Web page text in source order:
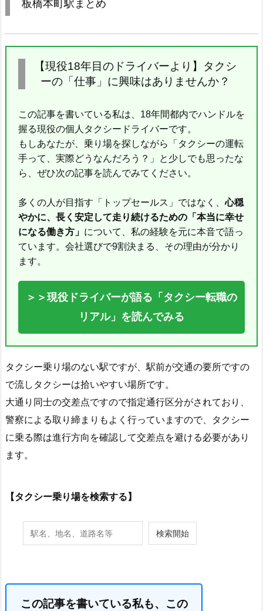
板橋本町駅まとめ
【現役18年目のドライバーより】タクシ
ーの「仕事」に興味はありませんか？
この記事を書いている私は、18年間都内でハンドルを
握る現役の個人タクシードライバーです。
もしあなたが、乗り場を探しながら「タクシーの運転
手って、実際どうなんだろう？」と少しでも思ったな
ら、ぜひ次の記事を読んでみてください。
多くの人が目指す「トップセールス」ではなく、心穏
やかに、長く安定して走り続けるための「本当に幸せ
になる働き方」 について、私の経験を元に本音で語っ
ています。会社選びで9割決まる、その理由が分かり
ます。
＞＞現役ドライバーが語る「タクシー転職の
リアル」を読んでみる
タクシー乗り場のない駅ですが、駅前が交通の要所ですの
で流しタクシーは拾いやすい場所です。
大通り同士の交差点ですので指定通行区分がされており、
警察による取り締まりもよく行っていますので、タクシー
に乗る際は進行方向を確認して交差点を避ける必要があり
ます。
【タクシー乗り場を検索する】
この記事を書いている私も、この